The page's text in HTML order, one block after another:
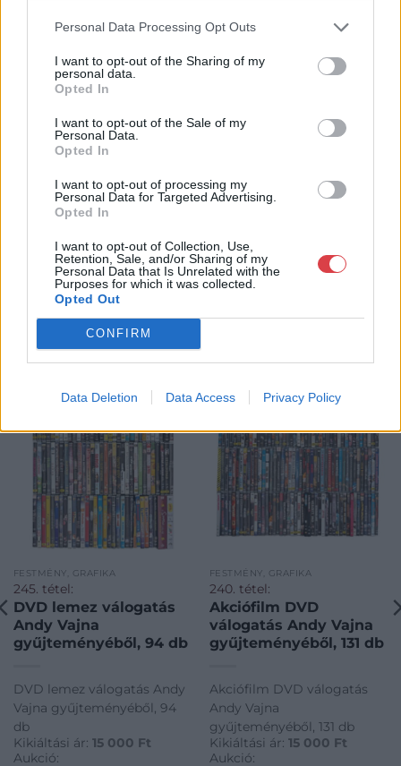
Personal Data Processing Opt Outs
I want to opt-out of the Sharing of my
personal data.
Opted In
I want to opt-out of the Sale of my
Personal Data.
Opted In
I want to opt-out of processing my
Personal Data for Targeted Advertising.
Opted In
I want to opt-out of Collection, Use,
Retention, Sale, and/or Sharing of my
Personal Data that Is Unrelated with the
Purposes for which it was collected.
Opted Out
CONFIRM
Data Deletion Data Access Privacy Policy
Weboldal:
Bemutatkozás: Magas színvonalú festmények és műtárgyak,
bútorok, szőnyegek, üveg, porcelán és ezüst tárgyak, ékszerek,
gyűjtemények árverezése. Ingyenes értékbecslés. Árveréseinkre
a tárgyfelvétel folyamatos.
GALÉRIA TOVÁBBI MŰTÁRGYAI
KAPCSOLÓDÓ MŰTÁRGYAK
FESTMÉNY, GRAFIKA
245. tétel:
DVD lemez válogatás
Andy Vajna
gyűjteményéből, 94 db
DVD lemez válogatás Andy
Vajna gyűjteményéből, 94
db
Kikiáltási ár: 15 000 Ft
Aukció:
FESTMÉNY, GRAFIKA
240. tétel:
Akciófilm DVD
válogatás Andy Vajna
gyűjteményéből, 131 db
Akciófilm DVD válogatás
Andy Vajna
gyűjteményéből, 131 db
Kikiáltási ár: 15 000 Ft
Aukció: